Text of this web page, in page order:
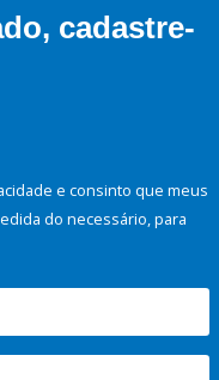
cadastre-
e consinto que meus
do necessário, para